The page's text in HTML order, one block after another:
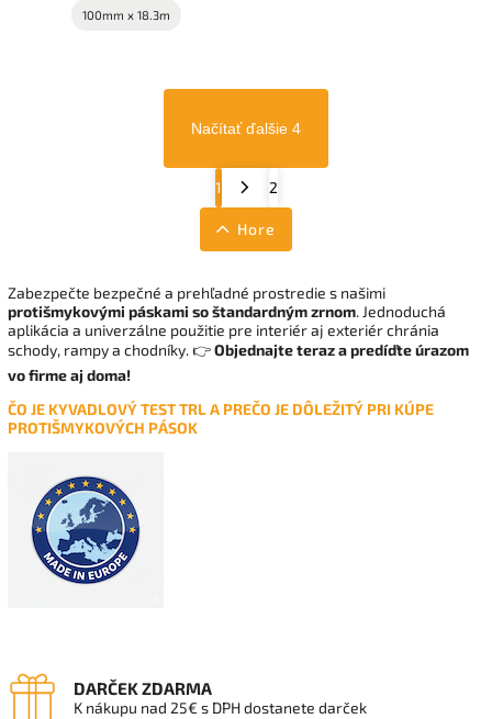
100mm x 18.3m
Načítať ďalšie 4
1 2
Hore
Zabezpečte bezpečné a prehľadné prostredie s našimi
protišmykovými páskami so štandardným zrnom. Jednoduchá
aplikácia a univerzálne použitie pre interiér aj exteriér chránia
schody, rampy a chodníky. 👉Objednajte teraz a predíďte úrazom
vo firme aj doma!
ČO JE KYVADLOVÝ TEST TRL A PREČO JE DÔLEŽITÝ PRI KÚPE
PROTIŠMYKOVÝCH PÁSOK
DARČEK ZDARMA
K nákupu nad 25€ s DPH dostanete darček